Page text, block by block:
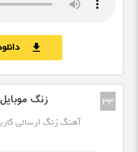
download
33 زنگ
آهنگ زنگ ارسالی